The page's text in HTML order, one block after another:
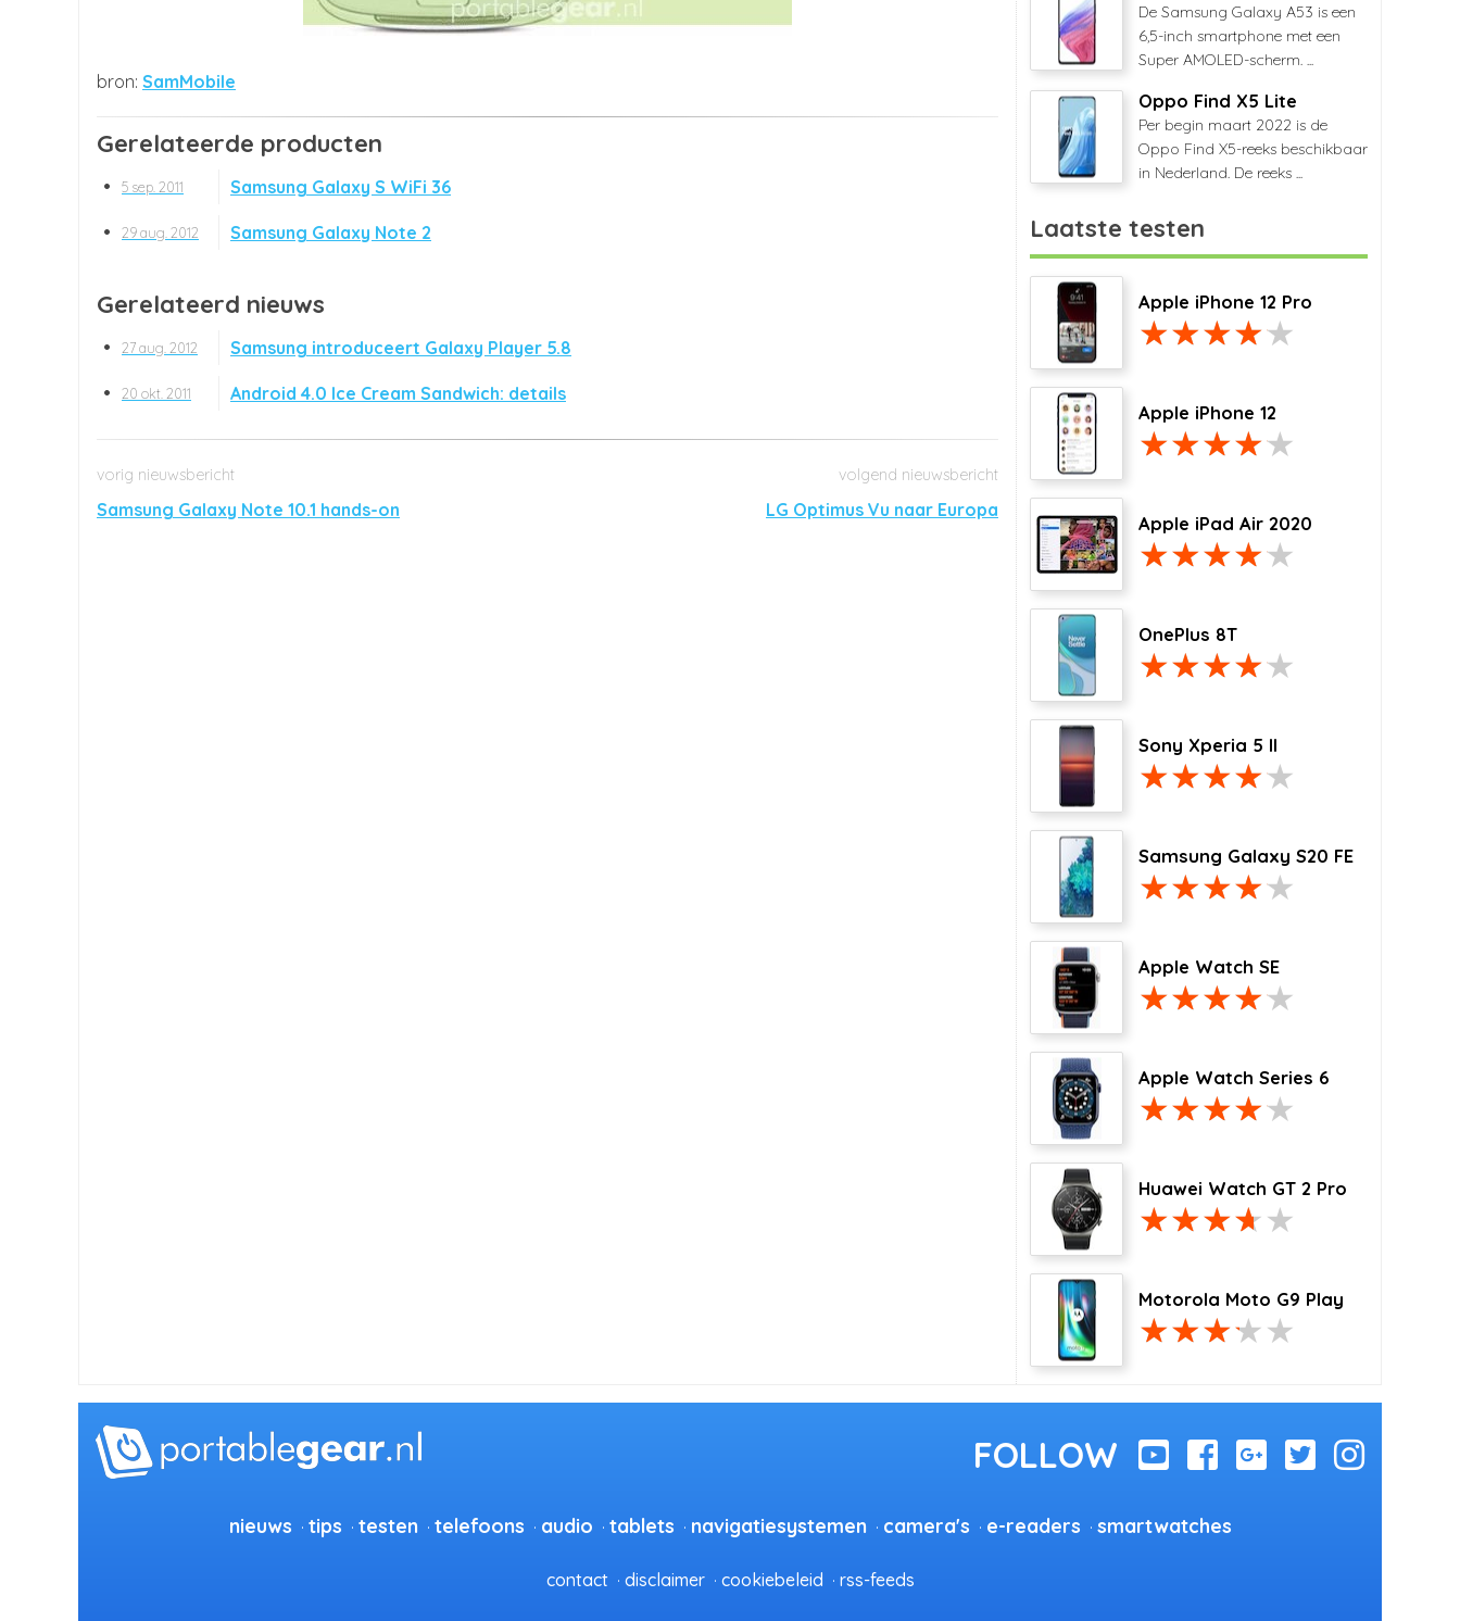
SamMobile
Gerelateerde producten
5 sep. 2011 Samsung Galaxy S WiFi 36
29 aug. 2012 Samsung Galaxy Note 2
Gerelateerd nieuws
27 aug. 2012 Samsung introduceert Galaxy Player 5.8
20 okt. 2011 Android 4.0 Ice Cream Sandwich: details
Samsung Galaxy Note 10.1 hands-on LG Optimus Vu naar Europa
De Samsung Galaxy A53 is een
6,5-inch smartphone met een
Super AMOLED-scherm. ...
Oppo Find X5 Lite
Per begin maart 2022 is de
Oppo Find X5-reeks beschikbaar
in Nederland. De reeks ...
Laatste testen
Apple iPhone 12 Pro
Apple iPhone 12
Apple iPad Air 2020
OnePlus 8T
Sony Xperia 5 II
Samsung Galaxy S20 FE
Apple Watch SE
Apple Watch Series 6
Huawei Watch GT 2 Pro
Motorola Moto G9 Play
nieuws tips testen telefoons audio tablets navigatiesystemen camera's e-readers smartwatches
contact disclaimer cookiebeleid rss-feeds